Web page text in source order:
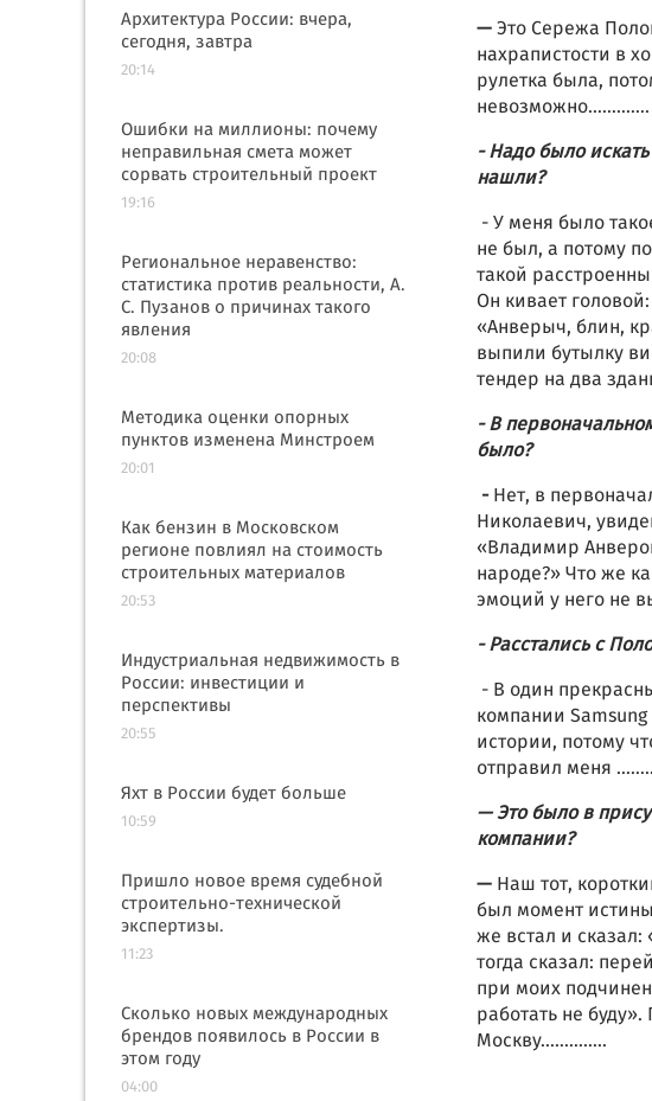
Архитектура России: вчера,
сегодня, завтра
20:14
Ошибки на миллионы: почему
неправильная смета может
сорвать строительный проект
19:16
Региональное неравенство:
статистика против реальности, А.
С. Пузанов о причинах такого
явления
20:08
Методика оценки опорных
пунктов изменена Минстроем
20:01
Как бензин в Московском
регионе повлиял на стоимость
строительных материалов
20:53
Индустриальная недвижимость в
России: инвестиции и
перспективы
20:55
Яхт в России будет больше
10:59
Пришло новое время судебной
строительно-технической
экспертизы.
11:23
Сколько новых международных
брендов появилось в России в
этом году
04:00
—Это Сережа
нахрапистости в
рулетка была,
невозможно………….
- Надо было
нашли?
- У меня было
не был, а потому
такой
Он кивает
«Анверыч, блин,
выпили бутылку
тендер на два
- В
было?
-Нет, в
Николаевич,
«Владимир
народе?» Что же
эмоций у него не
- Расстались с
- В один
компании
истории, потому
отправил меня
— Это было в
компании?
— Наш тот,
был момент
же встал и
тогда сказал:
при моих
работать не
Москву…………..